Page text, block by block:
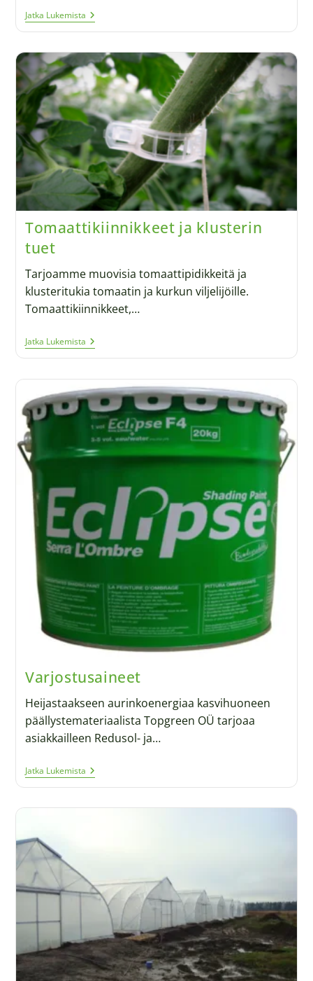
Jatka Lukemista
Tomaattikiinnikkeet ja klusterin
tuet
Tarjoamme muovisia tomaattipidikkeitä ja
klusteritukia tomaatin ja kurkun viljelijöille.
Tomaattikiinnikkeet,…
Jatka Lukemista
Varjostusaineet
Heijastaakseen aurinkoenergiaa kasvihuoneen
päällystemateriaalista Topgreen OÜ tarjoaa
asiakkailleen Redusol- ja…
Jatka Lukemista